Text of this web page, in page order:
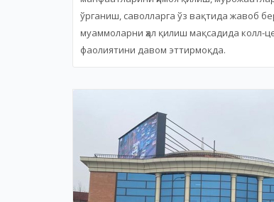
ўрганиш, саволларга ўз вақтида жавоб
муаммоларни ҳал қилиш мақсадида колл-
фаолиятини давом эттирмоқда.